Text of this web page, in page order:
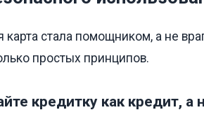
стала помощником, а не
простых принципов.
кредитку как кредит, а